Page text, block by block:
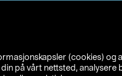
(cookies) og
på vårt nettsted, analysere